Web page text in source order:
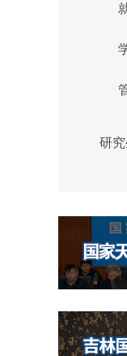
研